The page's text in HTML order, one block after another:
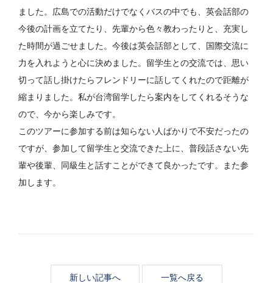
ました。広島での活動だけでなくバスの中でも、英会話部の
今後の計画を立てたり、先輩から色々教わったりと、充実し
た時間が過ごせました。今後は英会話部として、国際交流に
力を入れようと心に決めました。留学生との交流では、思い
切って話し掛けたらフレンドリーに話してくれたので距離が
縮まりました。私が台湾留学したら案内をしてくれるそうな
ので、今から楽しみです。
このツアーに参加する前は知らない人ばかりで不安だったの
ですが、参加して留学生と交流できた上に、普段話さない先
輩や後輩、同級生と話すことができて良かったです。また参
加します。
新しい記事へ 一覧へ戻る